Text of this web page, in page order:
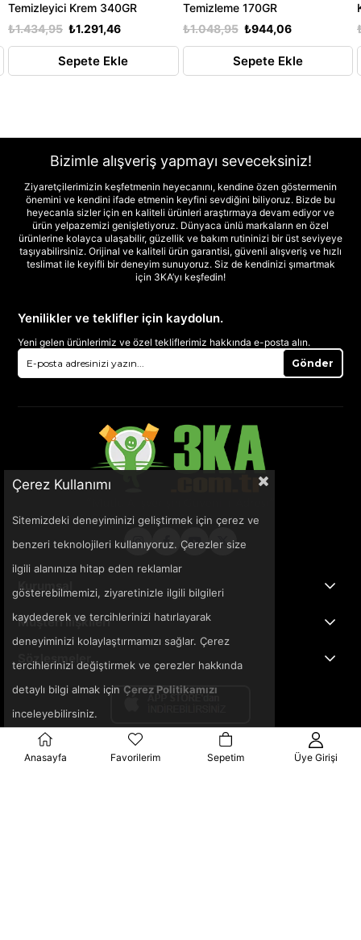
Temizleyici Krem 340GR
₺1.291,46
₺1.434,95
Sepete Ekle
Temizleme 170GR
₺944,06
₺1.048,95
Sepete Ekle
Bizimle alışveriş yapmayı seveceksiniz!
Ziyaretçilerimizin keşfetmenin heyecanını, kendine özen göstermenin
önemini ve kendini ifade etmenin keyfini sevdiğini biliyoruz. Bizde bu
heyecanla sizler için en kaliteli ürünleri araştırmaya devam ediyor ve
ürün yelpazemizi genişletiyoruz. Dünyaca ünlü markaların en özel
ürünlerine kolayca ulaşabilir, güzellik ve bakım rutininizi bir üst seviyeye
taşıyabilirsiniz. Orijinal ve kaliteli ürün garantisi, güvenli alışveriş ve hızlı
teslimat ile keyifli bir deneyim sunuyoruz. Siz de kendinizi şımartmak
için 3KA’yı keşfedin!
Yenilikler ve teklifler için kaydolun.
Yeni gelen ürünlerimiz ve özel tekliflerimiz hakkında e-posta alın.
Gönder
Kurumsal
Müşteri İlişkileri
Sözleşmeler
Çerez Kullanımı
Sitemizdeki deneyiminizi geliştirmek için çerez ve
benzeri teknolojileri kullanıyoruz. Çerezler size
ilgili alanınıza hitap eden reklamlar
gösterebilmemizi, ziyaretinizle ilgili bilgileri
kaydederek ve tercihlerinizi hatırlayarak
deneyiminizi kolaylaştırmamızı sağlar. Çerez
tercihlerinizi değiştirmek ve çerezler hakkında
detaylı bilgi almak için Çerez Politikamızı
inceleyebilirsiniz.
Anasayfa Favorilerim Sepetim Üye Girişi